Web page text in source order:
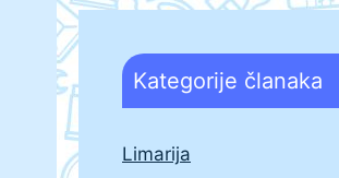
Kategorije članaka
Limarija